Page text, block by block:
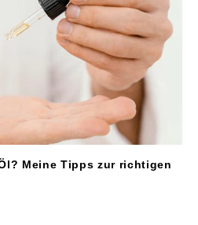
Meine Tipps zur richtigen